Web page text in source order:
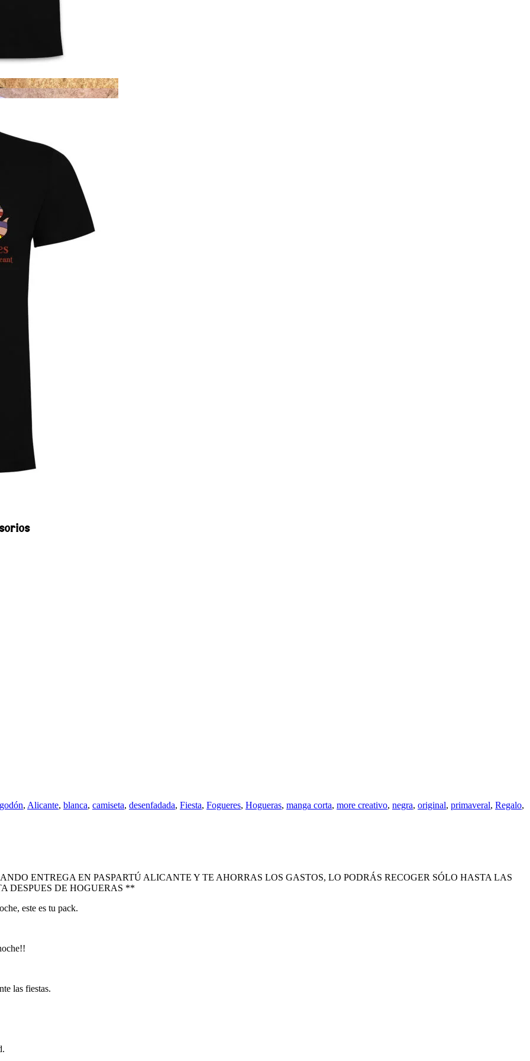
, Alicante, blanca, camiseta, desenfadada, Fiesta, Fogueres, Hogueras, manga corta, more creativo, negra, original, primaveral, Regalo,
ENTREGA EN PASPARTÚ ALICANTE Y TE AHORRAS LOS GASTOS, LO PODRÁS RECOGER SÓLO HASTA LAS
DESPUES DE HOGUERAS **
este es tu pack.
las fiestas.